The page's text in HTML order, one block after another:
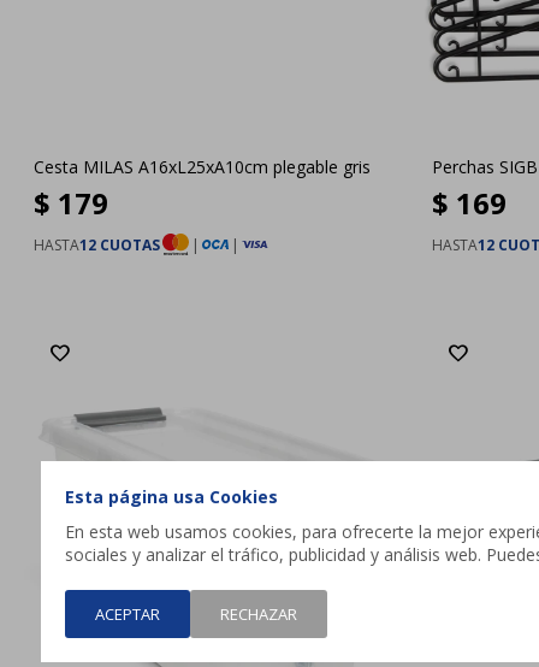
Esta página usa Cookies
En esta web usamos cookies, para ofrecerte la mejor
sociales y analizar el tráfico, publicidad y análisis web.
ACEPTAR RECHAZAR
Cesta MILAS A16xL25xA10cm plegable gris
$ 179
HASTA12 CUOTAS | |
Perchas
$ 169
HASTA12